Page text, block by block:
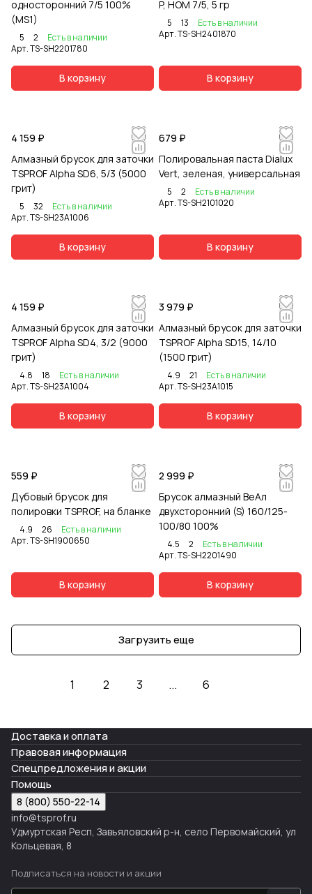
односторонний 7/5 100%
(MS1)
5 2
Есть в наличии
Арт.TS-SH2201780
В корзину
P, НОМ 7/5, 5 гр
5 13
Есть в наличии
Арт.TS-SH2401870
В корзину
4 159 ₽
Алмазный брусок для заточки
TSPROF Alpha SD6, 5/3 (5000
грит)
5 32
Есть в наличии
Арт.TS-SH23A1006
В корзину
679 ₽
Полировальная паста Dialux
Vert, зеленая, универсальная
5 2
Есть в наличии
Арт.TS-SH2101020
В корзину
4 159 ₽
Алмазный брусок для заточки
TSPROF Alpha SD4, 3/2 (9000
грит)
4.8 18
Есть в наличии
Арт.TS-SH23A1004
В корзину
3 979 ₽
Алмазный брусок для заточки
TSPROF Alpha SD15, 14/10
(1500 грит)
4.9 21
Есть в наличии
Арт.TS-SH23A1015
В корзину
559 ₽
Дубовый брусок для
полировки TSPROF, на бланке
4.9 26
Есть в наличии
Арт.TS-SH1900650
В корзину
2 999 ₽
Брусок алмазный ВеАл
двухсторонний (S) 160/125-
100/80 100%
4.5 2
Есть в наличии
Арт.TS-SH2201490
В корзину
Загрузить еще
1 2 3 ... 6
Доставка и оплата
Правовая информация
Спецпредложения и акции
Помощь
8 (800) 550-22-14
info@tsprof.ru
Удмуртская Респ, Завьяловский р-н, село Первомайский, ул
Кольцевая, 8
Подписаться на новости и акции